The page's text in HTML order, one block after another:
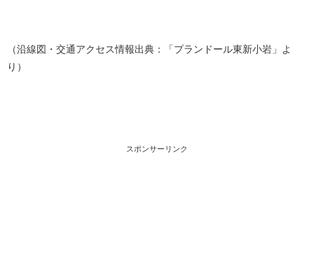
（沿線図・交通アクセス情報出典：「プランドール東新小岩」よ
り）
スポンサーリンク